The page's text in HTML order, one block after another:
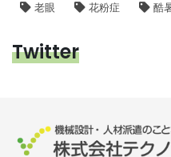
老眼 花粉症 酷
Twitter